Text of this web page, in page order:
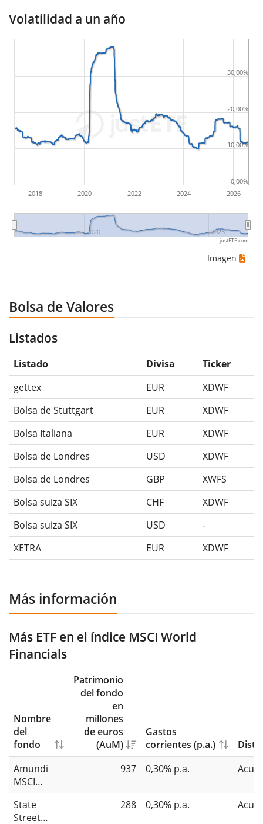
Volatilidad a un año
2018 2020 2022 2024 2026
2020 2025
0,00%
10,00%
20,00%
30,00%
justETF.com
Imagen
Bolsa de Valores
Listados
Listado Divisa
Ticker
gettex
EUR
XDWF
Bolsa de Stuttgart
EUR
XDWF
Bolsa Italiana
EUR
XDWF
Bolsa de Londres
USD
XDWF
Bolsa de Londres
GBP
XWFS
Bolsa suiza SIX
CHF
XDWF
Bolsa suiza SIX
USD
-
XETRA
EUR XDWF
Más información
Más ETF en el índice MSCI World
Financials
Nombre
del
fondo
Patrimonio
del fondo
en
millones
de euros
(AuM)
Gastos
corrientes (p.a.)
Amundi
MSCI
World
Financials
UCITS ETF
937 0,30% p.a.
State
Street
288 0,30% p.a.